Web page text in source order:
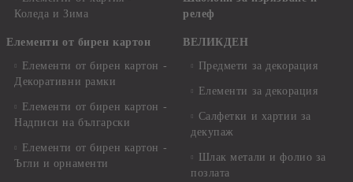
Коледа и Зима
Елементи от бирен картон
Елементи от бирен картон -
Декоративни рамки
Елементи от бирен картон -
Надписи на български
Елементи от бирен картон -
Ъгли и орнаменти
релеф
ВЕЛИКДЕН
Предмети за декорация
Елементи за декорация
Салфетки и хартии за
декупаж
Шлак метали и фолио за
позлата